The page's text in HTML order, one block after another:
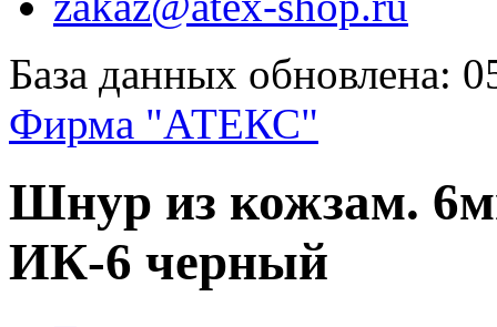
База данных обновлена:
Фирма "АТЕКС"
Шнур из кожзам.
ИК-6 черный